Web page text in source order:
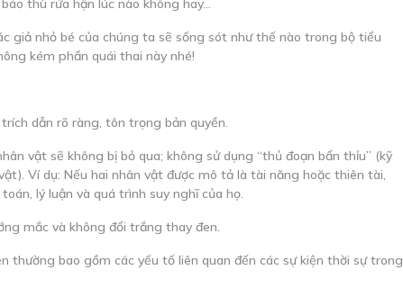
giả nhỏ bé của chúng ta sẽ sống sót như thế nào trong bộ tiểu
kém phần quái thai này nhé!
dẫn rõ ràng, tôn trọng bản quyền.
vật sẽ không bị bỏ qua; không sử dụng “thủ đoạn bẩn thỉu” (kỹ
Ví dụ: Nếu hai nhân vật được mô tả là tài năng hoặc thiên tài,
lý luận và quá trình suy nghĩ của họ.
mắc và không đổi trắng thay đen.
thường bao gồm các yếu tố liên quan đến các sự kiện thời sự trong